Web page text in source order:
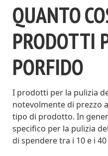
QUANTO
PRODOTTI
PORFIDO
I prodotti per la pulizia
notevolmente di prezzo
tipo di prodotto. In
specifico per la pulizia
di spendere tra i 10 e i